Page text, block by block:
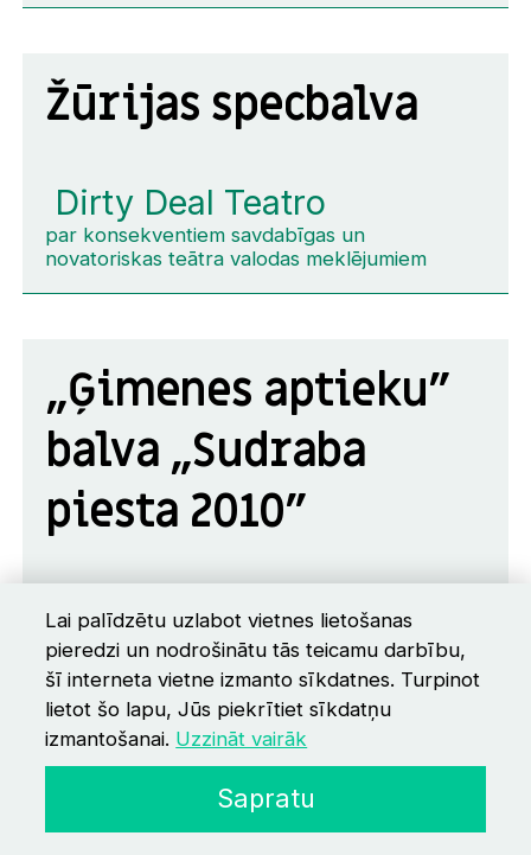
Žūrijas specbalva
Dirty Deal Teatro
par konsekventiem savdabīgas un
novatoriskas teātra valodas meklējumiem
„Ģimenes aptieku”
balva „Sudraba
piesta 2010”
Vīns un nezāles
Valmieras drāmas teātris, režisors Viesturs
Meikšāns
Skatītāju simpātiju
Lai palīdzētu uzlabot vietnes lietošanas
pieredzi un nodrošinātu tās teicamu darbību,
šī interneta vietne izmanto sīkdatnes. Turpinot
lietot šo lapu, Jūs piekrītiet sīkdatņu
izmantošanai. Uzzināt vairāk
Sapratu